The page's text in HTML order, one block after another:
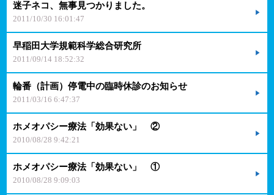
迷子ネコ、無事見つかりました。
2011/10/30 16:01:47
早稲田大学規範科学総合研究所
2011/09/14 18:52:32
輪番（計画）停電中の臨時休診のお知らせ
2011/03/16 6:47:37
ホメオパシー療法「効果ない」 ②
2010/08/28 9:42:21
ホメオパシー療法「効果ない」 ①
2010/08/28 9:09:03